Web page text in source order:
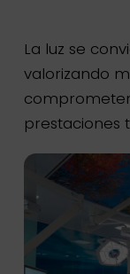
La luz se
valorizando
prestaciones
Una solución
de forma
arquitectónico.
invasivos.